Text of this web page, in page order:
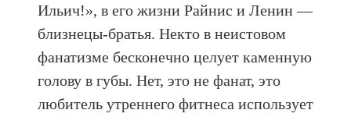
Ильич!», в его жизни Райнис и Ленин —
близнецы-братья. Некто в неистовом
фанатизме бесконечно целует каменную
голову в губы. Нет, это не фанат, это
любитель утреннего фитнеса использует